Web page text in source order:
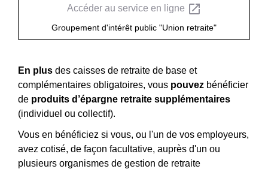
Accéder au service en ligne open_in_new
Groupement d'intérêt public "Union retraite"
En plus des caisses de retraite de base et
complémentaires obligatoires, vous pouvez bénéficier
de produits d’épargne retraite supplémentaires
(individuel ou collectif).
Vous en bénéficiez si vous, ou l'un de vos employeurs,
avez cotisé, de façon facultative, auprès d'un ou
plusieurs organismes de gestion de retraite